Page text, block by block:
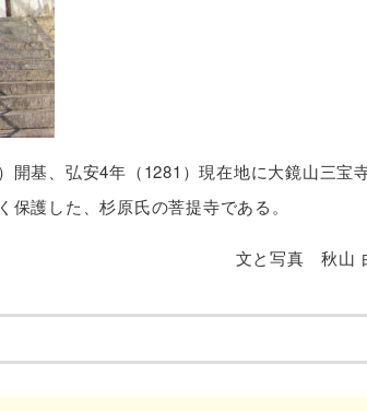
基、弘安4年（1281）現在地に大鏡山三宝
護した、杉原氏の菩提寺である。
文と写真 秋山